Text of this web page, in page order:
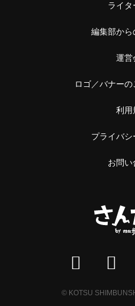
ライ
編集部か
運営
ロゴ／バナー
利用
プライバ
お問
© KOTSU